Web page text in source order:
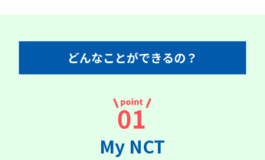
どんなことができるの？
My NCT